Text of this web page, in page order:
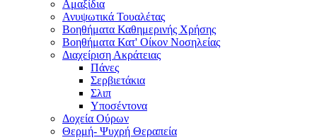
Αμαξίδια
Ανυψωτικά Τουαλέτας
Βοηθήματα Καθημερινής Χρήσης
Βοηθήματα Κατ' Οίκον Νοσηλείας
Διαχείριση Ακράτειας
Πάνες
Σερβιετάκια
Σλιπ
Υποσέντονα
Δοχεία Ούρων
Θερμή- Ψυχρή Θεραπεία